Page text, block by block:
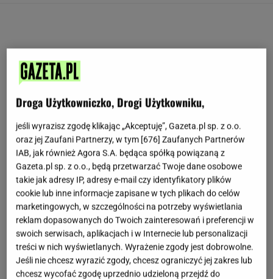
Wachowicz wraz z Kurzopkami
pożegnała się z "halo tu polsat". Mówi o
zaskoczeniu
Droga Użytkowniczko, Drogi Użytkowniku,
jeśli wyrazisz zgodę klikając „Akceptuję”, Gazeta.pl sp. z o.o.
oraz jej Zaufani Partnerzy, w tym [676] Zaufanych Partnerów
IAB, jak również Agora S.A. będąca spółką powiązaną z
Gazeta.pl sp. z o.o., będą przetwarzać Twoje dane osobowe
takie jak adresy IP, adresy e-mail czy identyfikatory plików
cookie lub inne informacje zapisane w tych plikach do celów
marketingowych, w szczególności na potrzeby wyświetlania
reklam dopasowanych do Twoich zainteresowań i preferencji w
swoich serwisach, aplikacjach i w Internecie lub personalizacji
treści w nich wyświetlanych. Wyrażenie zgody jest dobrowolne.
Jeśli nie chcesz wyrazić zgody, chcesz ograniczyć jej zakres lub
chcesz wycofać zgodę uprzednio udzieloną przejdź do